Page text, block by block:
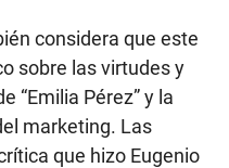
considera que este
sobre las virtudes y
“Emilia Pérez” y la
marketing. Las
que hizo Eugenio